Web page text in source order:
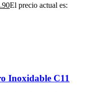
El precio actual es:
Inoxidable C11